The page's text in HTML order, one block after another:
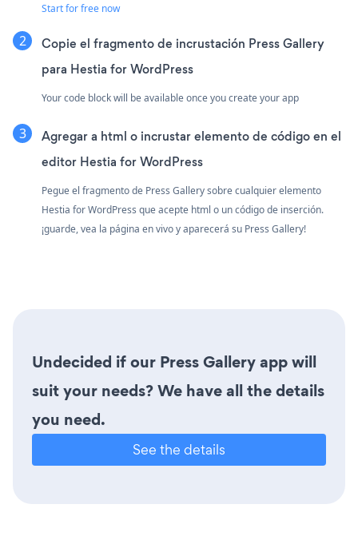
Start for free now
Copie el fragmento de incrustación Press Gallery
para Hestia for WordPress
Your code block will be available once you create your app
Agregar a html o incrustar elemento de código en el
editor Hestia for WordPress
Pegue el fragmento de Press Gallery sobre cualquier elemento
Hestia for WordPress que acepte html o un código de inserción.
¡guarde, vea la página en vivo y aparecerá su Press Gallery!
Undecided if our Press Gallery app will
suit your needs? We have all the details
you need.
See the details